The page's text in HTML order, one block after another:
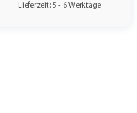
Lieferzeit: 5 - 6 Werktage